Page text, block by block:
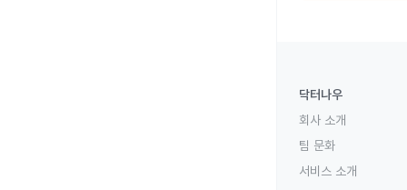
닥터나우
회사 소개
팀 문화
서비스 소개